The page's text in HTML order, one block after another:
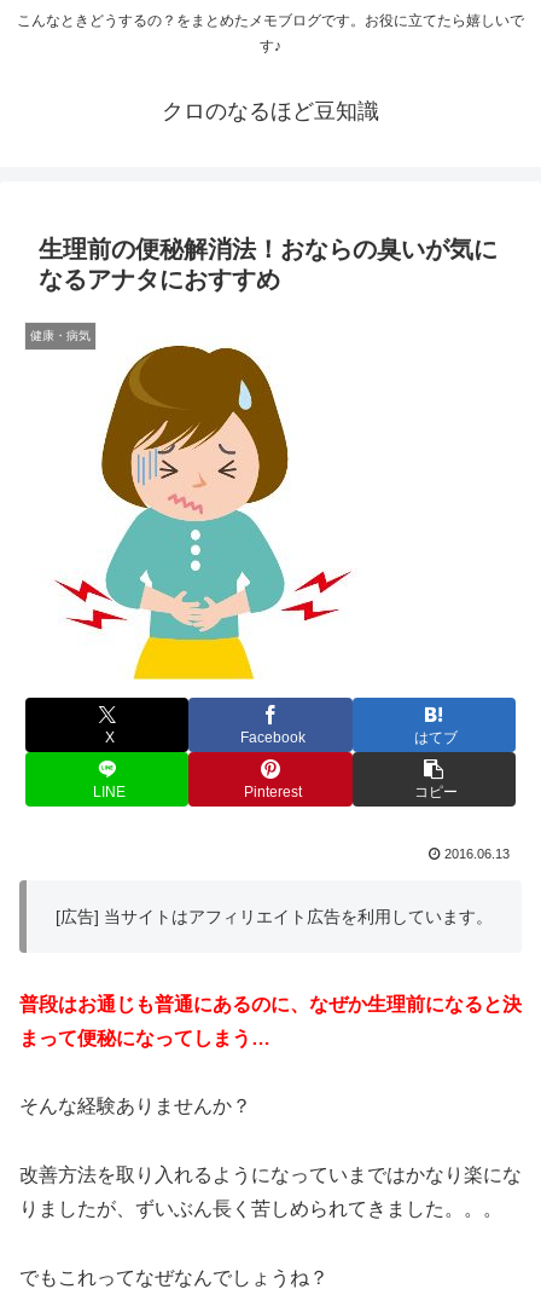
こんなときどうするの？をまとめたメモブログです。お役に立てたら嬉しいで
す♪
クロのなるほど豆知識
生理前の便秘解消法！おならの臭いが気に
なるアナタにおすすめ
健康・病気
X Facebook はてブ
LINE Pinterest コピー
2016.06.13
[広告] 当サイトはアフィリエイト広告を利用しています。
普段はお通じも普通にあるのに、なぜか生理前になると決
まって便秘になってしまう…
そんな経験ありませんか？
改善方法を取り入れるようになっていまではかなり楽にな
りましたが、ずいぶん長く苦しめられてきました。。。
でもこれってなぜなんでしょうね？